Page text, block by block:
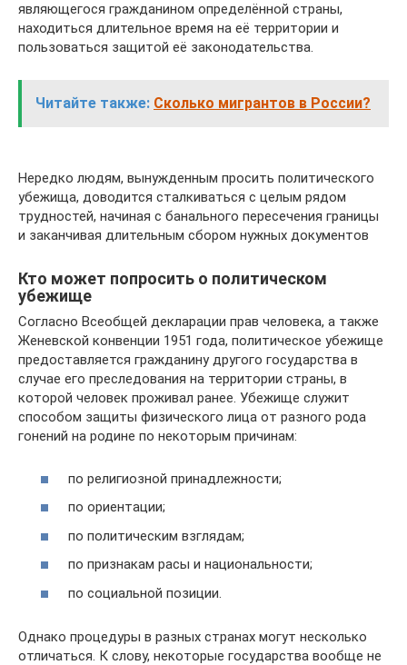
являющегося гражданином определённой страны,
находиться длительное время на её территории и
пользоваться защитой её законодательства.
Читайте также: Сколько мигрантов в России?
Нередко людям, вынужденным просить политического
убежища, доводится сталкиваться с целым рядом
трудностей, начиная с банального пересечения границы
и заканчивая длительным сбором нужных документов
Кто может попросить о политическом
убежище
Согласно Всеобщей декларации прав человека, а также
Женевской конвенции 1951 года, политическое убежище
предоставляется гражданину другого государства в
случае его преследования на территории страны, в
которой человек проживал ранее. Убежище служит
способом защиты физического лица от разного рода
гонений на родине по некоторым причинам:
по религиозной принадлежности;
по ориентации;
по политическим взглядам;
по признакам расы и национальности;
по социальной позиции.
Однако процедуры в разных странах могут несколько
отличаться. К слову, некоторые государства вообще не